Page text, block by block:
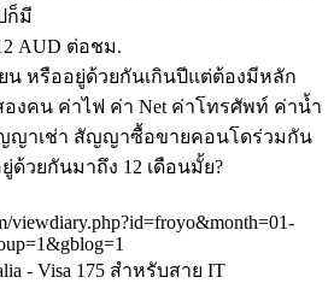
ก็มี
AUD ต่อชม.
น หรืออยู่ด้วยกันเกินปีแต่ต้องมีหลัก
งคน ค่าไฟ ค่า Net ค่าโทรศัพท์ ค่าน้ำ
ญาเช่า สัญญาซื้อขายคอนโดร่วมกัน
ด้วยกันมาถึง 12 เดือนมั้ย?
viewdiary.php?id=froyo&month=01-
- Visa 175 สำหรับสาย IT